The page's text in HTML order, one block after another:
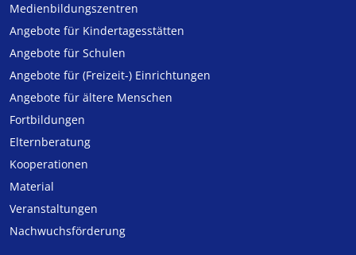
Medien­bildungs­zentren
Angebote für Kinder­tages­stätten
Angebote für Schulen
Angebote für (Freizeit-) Ein­rich­tungen
Angebote für ältere Menschen
Fortbildungen
Elternberatung
Kooperationen
Material
Veranstaltungen
Nachwuchsförderung